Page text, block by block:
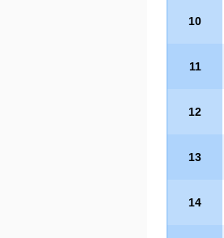
10
11
12
13
14